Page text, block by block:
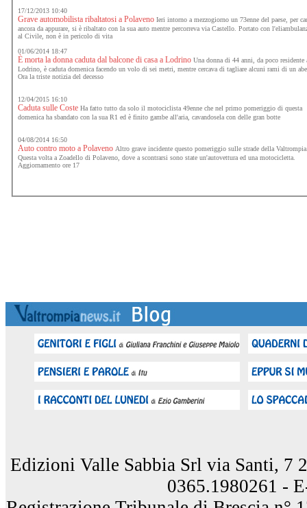
17/12/2013 10:40
Grave automobilista ribaltatosi a Polaveno Ieri intorno a mezzogiorno un 73enne del paese, per
ancora da appurare, si è ribaltato con la sua auto mentre percorreva via Castello. Portato con
al Civile, non è in pericolo di vita
01/06/2014 18:47
È morta la donna caduta dal balcone di casa a Lodrino Una donna di 44 anni, da poco residente
Lodrino, è caduta domenica facendo un volo di sei metri, mentre cercava di tagliare alcuni rami di un
Ora la triste notizia del decesso
12/04/2015 16:10
Caduta sulle Coste Ha fatto tutto da solo il motociclista 49enne che nel primo pomeriggio di questa
domenica ha sbandato con la sua R1 ed è finito gambe all'aria, cavandosela con delle gran botte
04/08/2014 16:50
Auto contro moto a Polaveno Altro grave incidente questo pomeriggio sulle strade della
Questa volta a Zoadello di Polaveno, dove a scontrarsi sono state un'autovettura ed una motocicletta.
Aggiornamento ore 17
Edizioni Valle Sabbia Srl via Santi, 7
0365.1980261 -